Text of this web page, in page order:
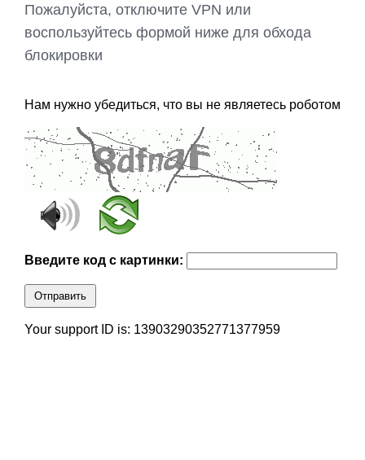
Пожалуйста, отключите VPN или
воспользуйтесь формой ниже для обхода
блокировки
Нам нужно убедиться, что вы не являетесь роботом
Введите код с картинки:
Отправить
Your support ID is: 13903290352771377959